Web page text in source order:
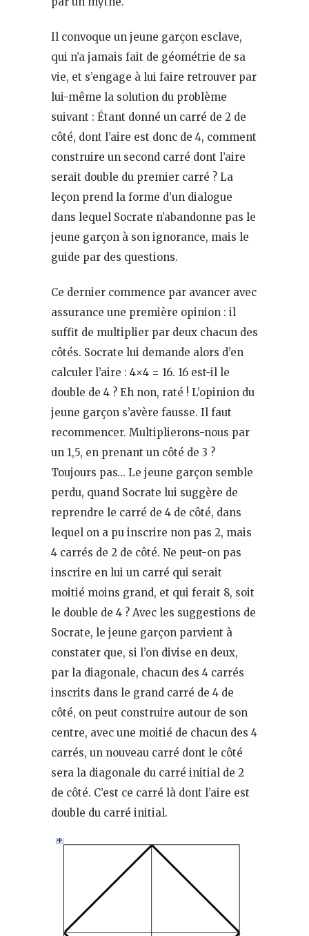
Il convoque un jeune garçon esclave,
qui n’a jamais fait de géométrie de sa
vie, et s’engage à lui faire retrouver par
lui-même la solution du problème
suivant : Étant donné un carré de 2 de
côté, dont l’aire est donc de 4, comment
construire un second carré dont l’aire
serait double du premier carré ? La
leçon prend la forme d’un dialogue
dans lequel Socrate n’abandonne pas le
jeune garçon à son ignorance, mais le
guide par des questions.
Ce dernier commence par avancer avec
assurance une première opinion : il
suffit de multiplier par deux chacun des
côtés. Socrate lui demande alors d’en
calculer l’aire : 4×4 = 16. 16 est-il le
double de 4 ? Eh non, raté ! L’opinion du
jeune garçon s’avère fausse. Il faut
recommencer. Multiplierons-nous par
un 1,5, en prenant un côté de 3 ?
Toujours pas… Le jeune garçon semble
perdu, quand Socrate lui suggère de
reprendre le carré de 4 de côté, dans
lequel on a pu inscrire non pas 2, mais
4 carrés de 2 de côté. Ne peut-on pas
inscrire en lui un carré qui serait
moitié moins grand, et qui ferait 8, soit
le double de 4 ? Avec les suggestions de
Socrate, le jeune garçon parvient à
constater que, si l’on divise en deux,
par la diagonale, chacun des 4 carrés
inscrits dans le grand carré de 4 de
côté, on peut construire autour de son
centre, avec une moitié de chacun des 4
carrés, un nouveau carré dont le côté
sera la diagonale du carré initial de 2
de côté. C’est ce carré là dont l’aire est
double du carré initial.